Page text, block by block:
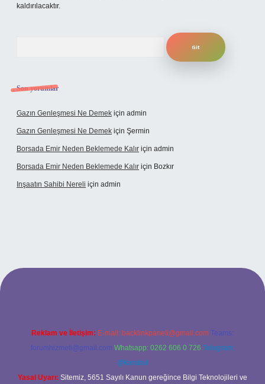
kaldırılacaktır.
Son yorumlar
Gazın Genleşmesi Ne Demek için admin
Gazın Genleşmesi Ne Demek için Şermin
Borsada Emir Neden Beklemede Kalır için admin
Borsada Emir Neden Beklemede Kalır için Bozkır
Inşaatın Sahibi Nereli için admin
Reklam ve İletişim: E-mail: backlinkpaneli@gmail.com Teams:
forumhizmeti@gmail.com Whatsapp: 0262 606 0 726 Telegram:
@karabul
Yasal Uyarı: Sitemiz, 5651 Sayılı Kanun gereğince Bilgi Teknolojileri ve